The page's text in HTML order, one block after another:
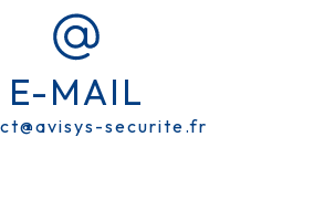
PRÈS DE
GAILLAC
SÉCURITE
E-MAIL
securite.fr